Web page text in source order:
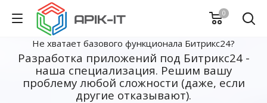
0
Не хватает базового функционала Битрикс24?
Разработка приложений под Битрикс24 -
наша специализация. Решим вашу
проблему любой сложности (даже, если
другие отказывают).